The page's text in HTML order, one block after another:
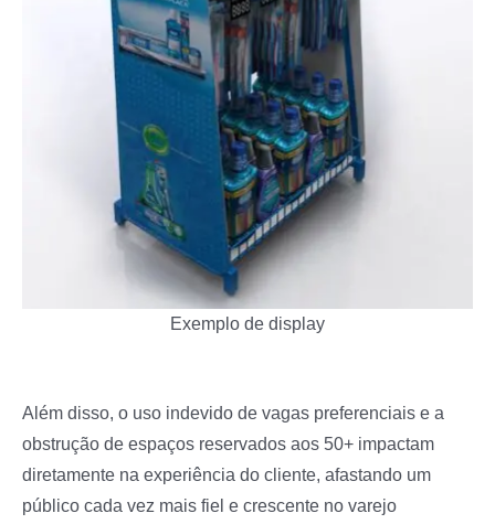
Exemplo de display
Além disso, o uso indevido de vagas preferenciais e a
obstrução de espaços reservados aos 50+ impactam
diretamente na experiência do cliente, afastando um
público cada vez mais fiel e crescente no varejo